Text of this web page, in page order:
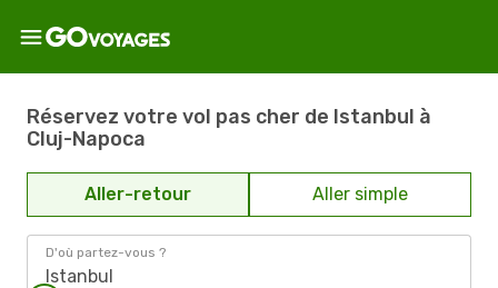
Réservez votre vol pas cher de Istanbul à
Cluj-Napoca
Aller-retour Aller simple
D'où partez-vous ?
Istanbul